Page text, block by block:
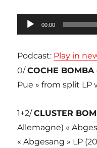
Lecteur
audio
00:00
Podcast: Play in
0/COCHE BOMBA
Pue » from split LP
1+2/CLUSTER
Allemagne) «
« Abgesang » LP